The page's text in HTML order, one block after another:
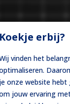
Koekje erbij?
vinden het
je onze website hebt
jouw ervaring